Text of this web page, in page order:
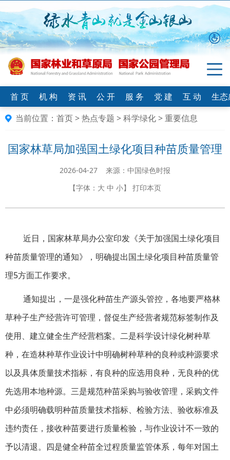
首 页 机 构 资 讯 公 开 服 务 党 建 互 动
生
当前位置： 首页>热点专题 >科学绿化>重要信息
国家林草局加强国土绿化项目种苗质量管理
2026-04-27 来源：中国绿色时报
【字体： 大 中 小】 打印本页
近日，国家林草局办公室印发《关于加强国土绿化项目
种苗质量管理的通知》，明确提出国土绿化项目种苗质量管
理5方面工作要求。
通知提出，一是强化种苗生产源头管控，各地要严格林
草种子生产经营许可管理，督促生产经营者规范标签制作及
使用、建立健全生产经营档案。二是科学设计绿化树种草
种，在造林种草作业设计中明确树种草种的良种或种源要求
以及具体质量技术指标，有良种的应选用良种，无良种的优
先选用本地种源。三是规范种苗采购与验收管理，采购文件
中必须明确载明种苗质量技术指标、检验方法、验收标准及
违约责任，接收种苗要进行质量检验，与作业设计不一致的
予以清退。四是健全种苗全过程质量监管体系，每年对国土